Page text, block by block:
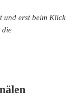
und erst beim Klick
die